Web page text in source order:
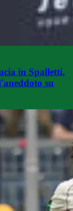
in Spalletti.
su